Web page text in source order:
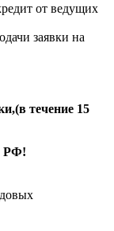
от ведущих
заявки на
течение 15
РФ!